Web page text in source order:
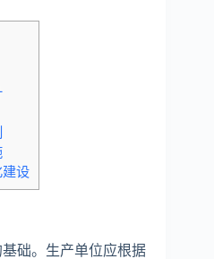
设
础。生产单位应根据